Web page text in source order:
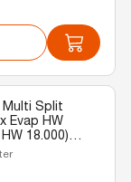
Multi Split
Evap HW
18.000)
32 220v